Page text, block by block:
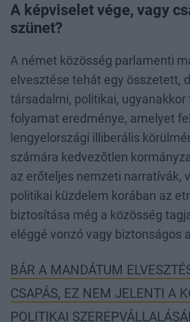
A képviselet vége, vagy
szünet?
A német közösség parlamenti
elvesztése tehát egy összetett,
társadalmi, politikai,
folyamat eredménye, amelyet
lengyelországi illiberális
számára kedvezőtlen
az erőteljes nemzeti narratívák,
politikai küzdelem korában az
biztosítása még a közösség
eléggé vonzó vagy biztonságos
BÁR A MANDÁTUM
CSAPÁS, EZ NEM JELENTI A
POLITIKAI